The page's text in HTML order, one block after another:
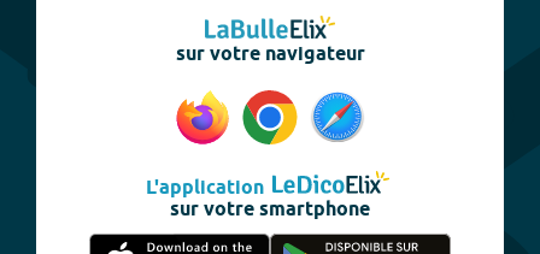
sur votre navigateur
L'application
sur votre smartphone